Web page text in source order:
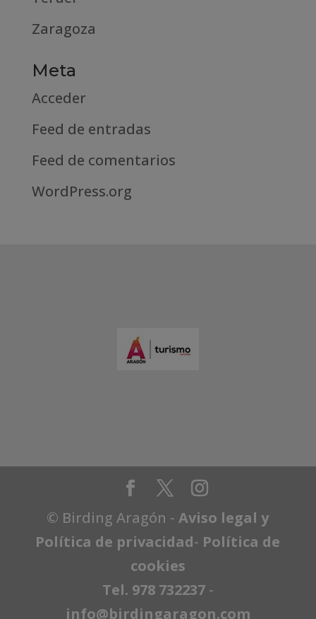
Zaragoza
Meta
Acceder
Feed de entradas
Feed de comentarios
WordPress.org
© Birding Aragón -Aviso legal y
Política de privacidad- Política de
cookies
Tel. 978 732237 -
info@birdingaragon.com